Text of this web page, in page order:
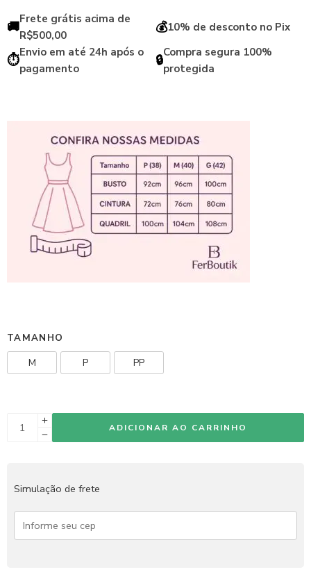
🚚Frete grátis acima de
R$500,00
💰10% de desconto no Pix
⏱️Envio em até 24h após o
pagamento
🔒Compra segura 100%
protegida
TAMANHO
M P PP
ADICIONAR AO CARRINHO
Simulação de frete